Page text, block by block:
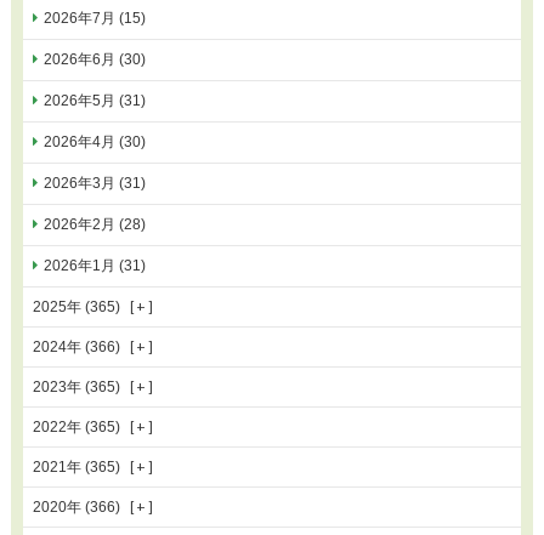
2026年7月 (15)
2026年6月 (30)
2026年5月 (31)
2026年4月 (30)
2026年3月 (31)
2026年2月 (28)
2026年1月 (31)
2025年 (365)
2024年 (366)
2023年 (365)
2022年 (365)
2021年 (365)
2020年 (366)